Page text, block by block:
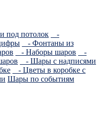
под потолок
-
- Фонтаны из
- Наборы шаров
-
- Шары с надписями
- Цветы в коробке с
Шары по событиям